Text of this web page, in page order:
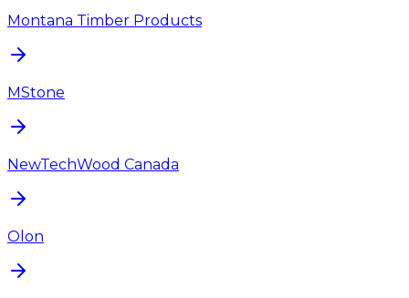
Montana Timber Products
MStone
NewTechWood Canada
Olon